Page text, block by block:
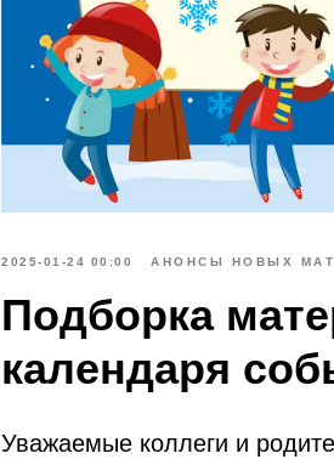
2025-01-24 00:00 АНОНСЫ НОВЫХ
Подборка
календаря
Уважаемые коллеги и